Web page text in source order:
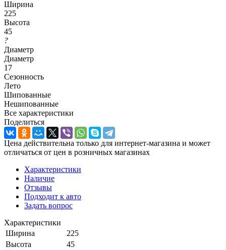
Ширина
225
Высота
45
?
Диаметр
Диаметр
17
Сезонность
Лето
Шипованные
Нешипованные
Все характеристики
Поделиться
Цена действительна только для интернет-магазина и может
отличаться от цен в розничных магазинах
Характеристики
Наличие
Отзывы
Подходит к авто
Задать вопрос
Характеристики
Ширина
225
Высота
45